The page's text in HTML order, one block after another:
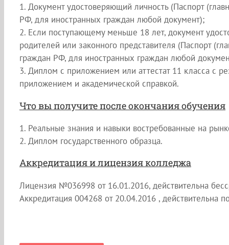
1. Документ удостоверяющий личность (Паспорт
РФ, для иностранных граждан любой документ);
2. Если поступающему меньше 18 лет, документ
родителей или законного представителя (Паспорт
граждан РФ, для иностранных граждан любой
3. Диплом с приложением или аттестат 11 класса с
приложением и академической справкой.
Что вы получите после окончания обучения
1. Реальные знания и навыки востребованные на
2. Диплом государственного образца.
Аккредитация и лицензия колледжа
Лицензия №036998 от 16.01.2016, действительна
Аккредитация 004268 от 20.04.2016 , действительна